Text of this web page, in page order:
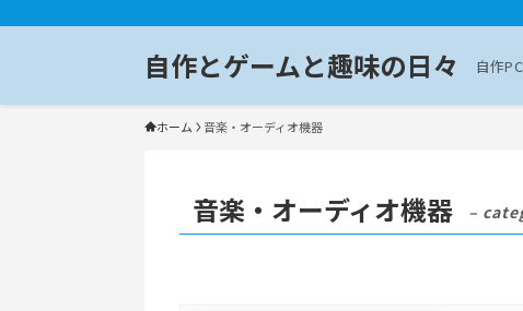
自作とゲームと趣味の日々 自作
ホーム 音楽・オーディオ機器
音楽・オーディオ機器 –